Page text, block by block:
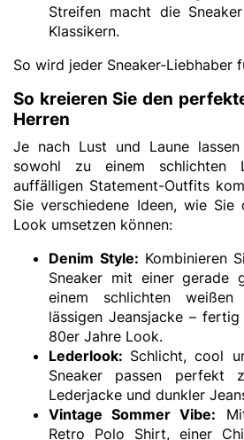
Streifen macht die
Klassikern.
So wird jeder Sneaker-Liebhaber
So kreieren Sie den
Herren
Je nach Lust und Laune
sowohl zu einem
auffälligen Statement-Outfits
Sie verschiedene Ideen, wie
Look umsetzen können:
Denim Style: Kombinieren
Sneaker mit einer gerade
einem schlichten
lässigen Jeansjacke –
80er Jahre Look.
Lederlook: Schlicht, cool
Sneaker passen perfekt
Lederjacke und dunkler
Vintage Sommer Vibe:
Retro Polo Shirt, einer